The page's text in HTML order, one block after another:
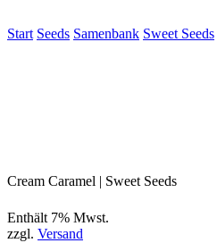
Start Seeds Samenbank Sweet Seeds
Cream Caramel | Sweet Seeds
Enthält 7% Mwst.
zzgl. Versand